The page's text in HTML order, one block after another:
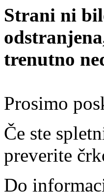
Strani ni
trenutno
Prosimo
Če ste
preverite
Do